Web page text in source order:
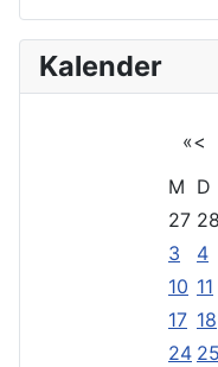
Kalender
«<
M D
27 28
3
4
10 11
17 18
24 25